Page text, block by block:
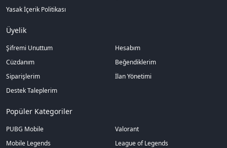
Yasak İçerik Politikası
Üyelik
Şifremi Unuttum
Hesabım
Cüzdanım
Beğendiklerim
Siparişlerim
İlan Yönetimi
Destek Taleplerim
Popüler Kategoriler
PUBG Mobile
Valorant
Mobile Legends
League of Legends